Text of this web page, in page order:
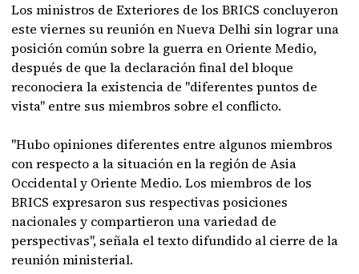
Los ministros de Exteriores de los BRICS concluyeron
este viernes su reunión en Nueva Delhi sin lograr una
posición común sobre la guerra en Oriente Medio,
después de que la declaración final del bloque
reconociera la existencia de "diferentes puntos de
vista" entre sus miembros sobre el conflicto.
"Hubo opiniones diferentes entre algunos miembros
con respecto a la situación en la región de Asia
Occidental y Oriente Medio. Los miembros de los
BRICS expresaron sus respectivas posiciones
nacionales y compartieron una variedad de
perspectivas", señala el texto difundido al cierre de la
reunión ministerial.